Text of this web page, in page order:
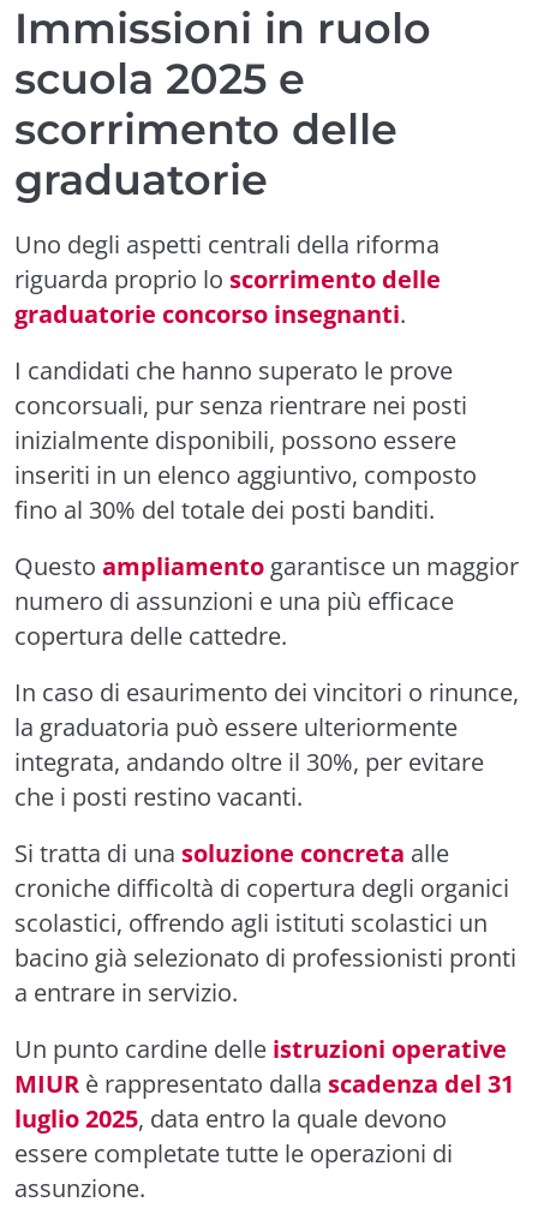
Immissioni in ruolo
scuola 2025 e
scorrimento delle
graduatorie
Uno degli aspetti centrali della riforma
riguarda proprio lo scorrimento delle
graduatorie concorso insegnanti.
I candidati che hanno superato le prove
concorsuali, pur senza rientrare nei posti
inizialmente disponibili, possono essere
inseriti in un elenco aggiuntivo, composto
fino al 30% del totale dei posti banditi.
Questo ampliamento garantisce un maggior
numero di assunzioni e una più efficace
copertura delle cattedre.
In caso di esaurimento dei vincitori o rinunce,
la graduatoria può essere ulteriormente
integrata, andando oltre il 30%, per evitare
che i posti restino vacanti.
Si tratta di una soluzione concreta alle
croniche difficoltà di copertura degli organici
scolastici, offrendo agli istituti scolastici un
bacino già selezionato di professionisti pronti
a entrare in servizio.
Un punto cardine delle istruzioni operative
MIUR è rappresentato dalla scadenza del 31
luglio 2025, data entro la quale devono
essere completate tutte le operazioni di
assunzione.